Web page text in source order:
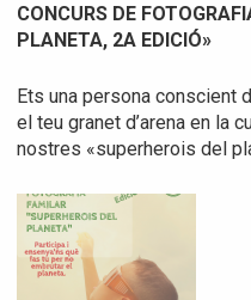
CONCURS DE
PLANETA, 2A EDICIÓ»
Ets una persona conscient
el teu granet d’arena en la
nostres «superherois del